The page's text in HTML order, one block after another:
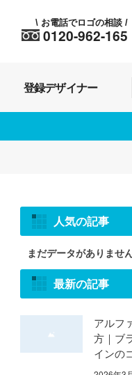
0120-962-165
\ お電話でロゴの相談/
登録デザイナー
人気の記事
まだデータがありません
最新の記事
アルフ
方｜ブ
インの